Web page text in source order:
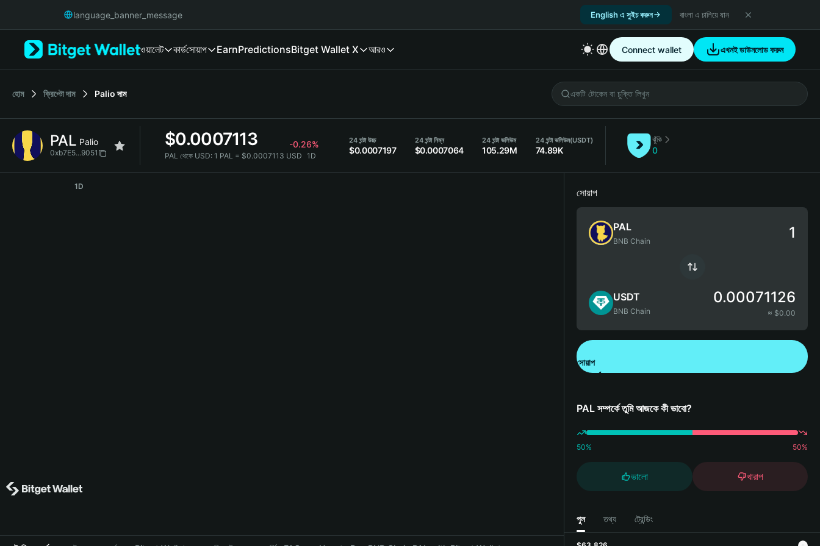
Русский
Italiano
简体中文
繁體中文
Bahasa Indonesia
language_banner_message English এ সুইচ করুন বাংলা এ চালিয়ে যান
ওয়ালেট কার্ডসোয়াপ EarnPredictionsBitget Wallet X আরও Connect wallet এখনই ডাউনলোড করুন
হোম ক্রিপ্টো দাম Palio দাম
PAL Palio
0xb7E5...9051
$0.0007113 -0.26%
PAL থেকে USD: 1 PAL = $0.0007113 USD 1D
24 ঘন্টা উচ্চ
$0.0007197
24 ঘন্টা নিম্ন
$0.0007064
24 ঘন্টা ভলিউম
105.29M
24 ঘন্টা ভলিউম(USDT)
74.89K
ঝুঁকি
0
1D
সোয়াপ
PAL
BNB Chain
USDT
BNB Chain
0.00071126
≈ $0.00
সোয়াপ
PAL সম্পর্কে তুমি আজকে কী ভাবো?
50% 50%
ভালো খারাপ
পুল তথ্য ট্রেন্ডিং